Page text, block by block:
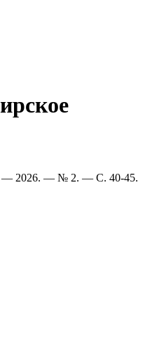
— 2026. — № 2. — С. 40-45.